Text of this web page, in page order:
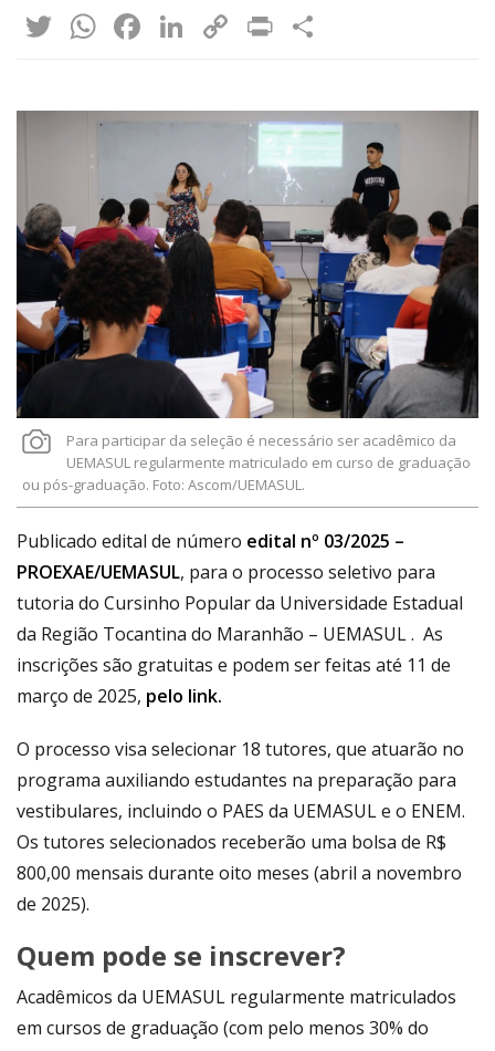
Twitter
WhatsApp
Facebook
LinkedIn
CopyPrint
Para participar da seleção é necessário ser acadêmico da
UEMASUL regularmente matriculado em curso de graduação
ou pós-graduação. Foto: Ascom/UEMASUL.
Publicado edital de número edital nº 03/2025 –
PROEXAE/UEMASUL, para o processo seletivo para
tutoria do Cursinho Popular da Universidade Estadual
da Região Tocantina do Maranhão – UEMASUL . As
inscrições são gratuitas e podem ser feitas até 11 de
março de 2025, pelo link.
O processo visa selecionar 18 tutores, que atuarão no
programa auxiliando estudantes na preparação para
vestibulares, incluindo o PAES da UEMASUL e o ENEM.
Os tutores selecionados receberão uma bolsa de R$
800,00 mensais durante oito meses (abril a novembro
de 2025).
Quem pode se inscrever?
Acadêmicos da UEMASUL regularmente matriculados
em cursos de graduação (com pelo menos 30% do